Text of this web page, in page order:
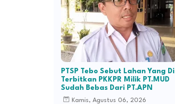
PTSP Tebo Sebut Lahan Yang Di
Terbitkan PKKPR Milik PT.MUD
Sudah Bebas Dari PT.APN
Kamis, Agustus 06, 2026